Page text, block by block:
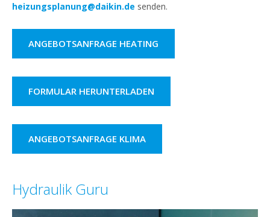
heizungsplanung@daikin.de senden.
ANGEBOTSANFRAGE HEATING
FORMULAR HERUNTERLADEN
ANGEBOTSANFRAGE KLIMA
Hydraulik Guru